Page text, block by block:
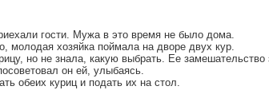
гости. Мужа в это время не было дома.
молодая хозяйка поймала на дворе двух кур.
но не знала, какую выбрать. Ее замешательство
он ей, улыбаясь.
обеих куриц и подать их на стол.